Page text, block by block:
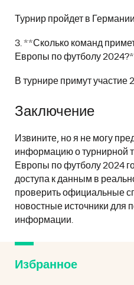
Турнир пройдет в Германии.
3. **Сколько команд
Европы по футболу
В турнире примут участие
Заключение
Извините, но я не могу
информацию о турнирной
Европы по футболу 2024
доступа к данным в
проверить официальные
новостные источники для
информации.
Избранное